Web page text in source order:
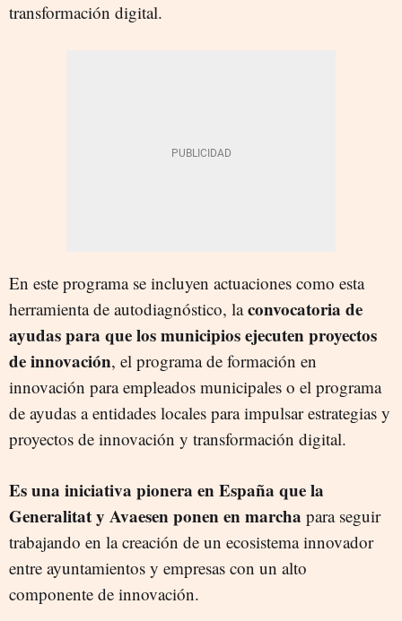
transformación digital.
En este programa se incluyen actuaciones como esta
herramienta de autodiagnóstico, laconvocatoria de
ayudas para que los municipios ejecuten proyectos
de innovación, el programa de formación en
innovación para empleados municipales o el programa
de ayudas a entidades locales para impulsar estrategias y
proyectos de innovación y transformación digital.
Es una iniciativa pionera en España que la
Generalitat y Avaesen ponen en marcha para seguir
trabajando en la creación de un ecosistema innovador
entre ayuntamientos y empresas con un alto
componente de innovación.